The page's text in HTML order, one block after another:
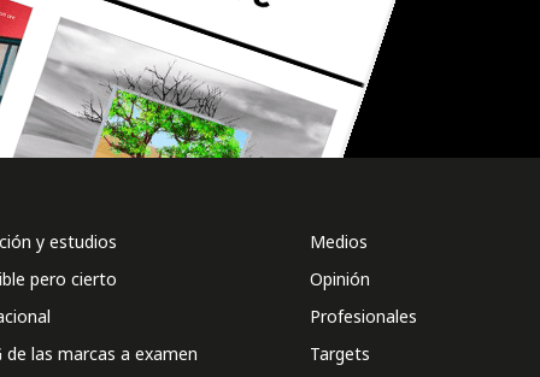
y estudios
pero cierto
de las marcas a examen
Medios
Opinión
Profesionales
Targets